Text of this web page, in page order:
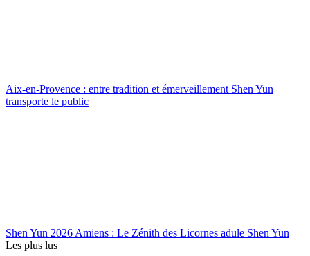
Aix-en-Provence : entre tradition et émerveillement Shen Yun
transporte le public
Shen Yun 2026 Amiens : Le Zénith des Licornes adule Shen Yun
Les plus lus